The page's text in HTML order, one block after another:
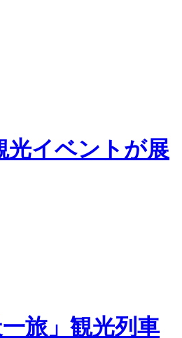
光イベントが展
旅」観光列車